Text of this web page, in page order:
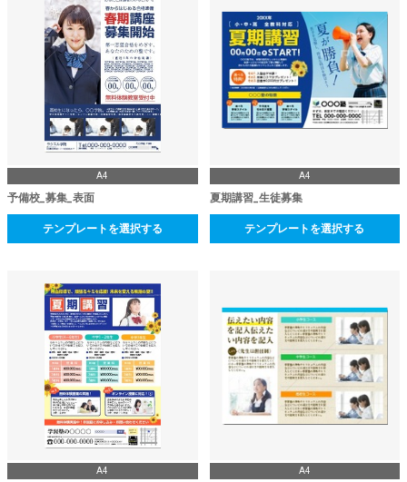
A4
予備校_募集_表面
テンプレートを選択する
A4
夏期講習_生徒募集
テンプレートを選択する
A4 A4